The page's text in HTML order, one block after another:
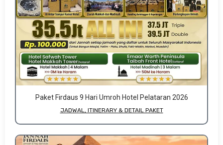
Paket Firdaus 9 Hari Umroh Hotel Pelataran 2026
JADWAL, ITINERARY & DETAIL PAKET